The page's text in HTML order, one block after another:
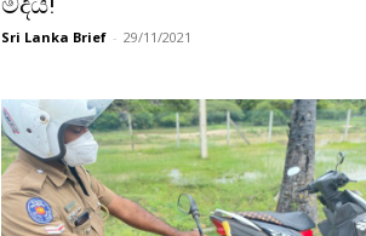
Sri Lanka Brief - 29/11/2021